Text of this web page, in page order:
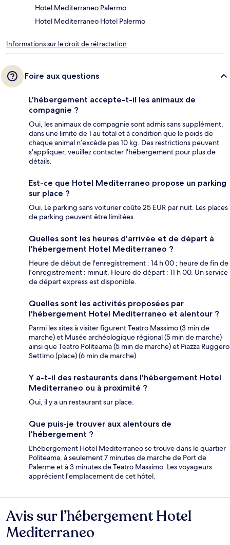
Hotel Mediterraneo Palermo
Hotel Mediterraneo Hotel Palermo
Informations sur le droit de rétractation
Foire aux questions
L'hébergement accepte-t-il les animaux de
compagnie ?
Oui, les animaux de compagnie sont admis sans supplément,
dans une limite de 1 au total et à condition que le poids de
chaque animal n’excède pas 10 kg. Des restrictions peuvent
s'appliquer, veuillez contacter l'hébergement pour plus de
détails.
Est-ce que Hotel Mediterraneo propose un parking
sur place ?
Oui. Le parking sans voiturier coûte 25 EUR par nuit. Les places
de parking peuvent être limitées.
Quelles sont les heures d'arrivée et de départ à
l'hébergement Hotel Mediterraneo ?
Heure de début de l'enregistrement : 14 h 00 ; heure de fin de
l'enregistrement : minuit. Heure de départ : 11 h 00. Un service
de départ express est disponible.
Quelles sont les activités proposées par
l'hébergement Hotel Mediterraneo et alentour ?
Parmi les sites à visiter figurent Teatro Massimo (3 min de
marche) et Musée archéologique régional (5 min de marche)
ainsi que Teatro Politeama (5 min de marche) et Piazza Ruggero
Settimo (place) (6 min de marche).
Y a-t-il des restaurants dans l'hébergement Hotel
Mediterraneo ou à proximité ?
Oui, il y a un restaurant sur place.
Que puis-je trouver aux alentours de
l'hébergement ?
L'hébergement Hotel Mediterraneo se trouve dans le quartier
Politeama, à seulement 7 minutes de marche de Port de
Palerme et à 3 minutes de Teatro Massimo. Les voyageurs
apprécient l'emplacement de cet hôtel.
Avis
Avis sur l’hébergement Hotel
Mediterraneo